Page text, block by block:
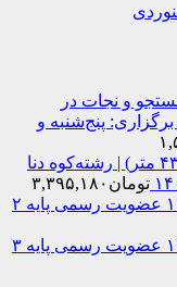
در
پنج‌شنبه و
(۴۳۰۰ متر) | رشته‌کوه دنا
۳,۳۹۵,۱۸۰